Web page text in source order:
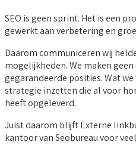
SEO is geen sprint. Het is een
gewerkt aan verbetering en
Daarom communiceren wij
mogelijkheden. We maken
gegarandeerde posities. Wat
strategie inzetten die al voor
heeft opgeleverd.
Juist daarom blijft Externe
kantoor van Seobureau voor